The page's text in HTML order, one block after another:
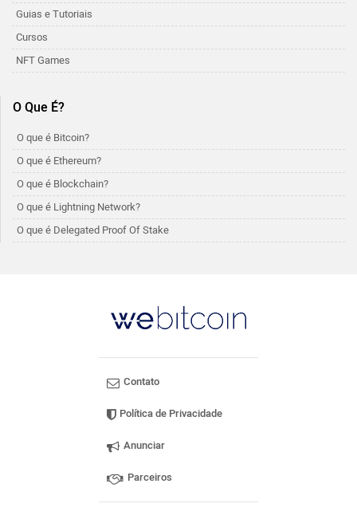
Guias e Tutoriais
Cursos
NFT Games
O Que É?
O que é Bitcoin?
O que é Ethereum?
O que é Blockchain?
O que é Lightning Network?
O que é Delegated Proof Of Stake
Contato
Política de Privacidade
Anunciar
Parceiros